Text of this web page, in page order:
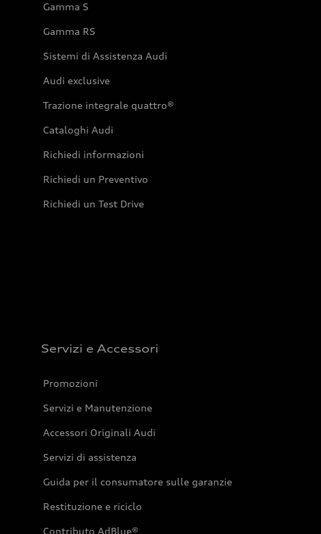
Gamma S
Gamma RS
Sistemi di Assistenza Audi
Audi exclusive
Trazione integrale quattro®
Cataloghi Audi
Richiedi informazioni
Richiedi un Preventivo
Richiedi un Test Drive
Servizi e Accessori
Promozioni
Servizi e Manutenzione
Accessori Originali Audi
Servizi di assistenza
Guida per il consumatore sulle garanzie
Restituzione e riciclo
Contributo AdBlue®